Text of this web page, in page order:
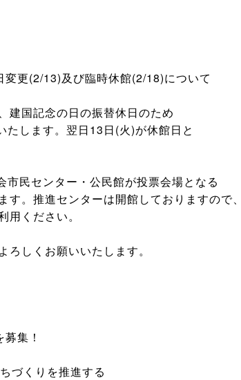
更(2/13)及び臨時休館(2/18)について
国記念の日の振替休日のため
します。翌日13日(火)が休館日と
民センター・公民館が投票会場となる
。推進センターは開館しておりますので、
ください。
しくお願いいたします。
集！
づくりを推進する